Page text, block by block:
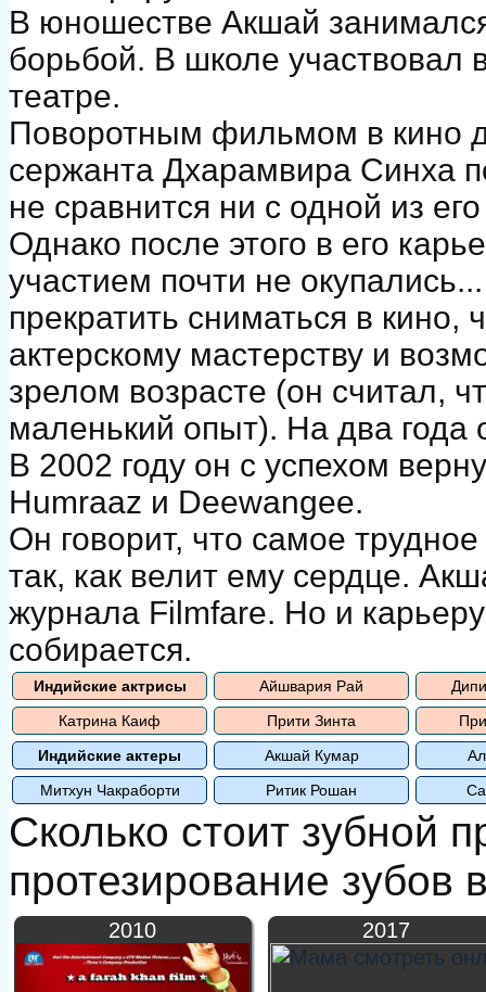
В юношестве Акшай
борьбой. В школе участвовал
театре.
Поворотным фильмом в кино
сержанта Дхарамвира Синха
не сравнится ни с одной из
Однако после этого в его
участием почти не
прекратить сниматься в кино,
актерскому мастерству и
зрелом возрасте (он считал,
маленький опыт). На два года
В 2002 году он с успехом
Humraaz и Deewangee.
Он говорит, что самое
так, как велит ему сердце.
журнала Filmfare. Но и
собирается.
Индийские актрисы Айшвария Рай
Катрина Каиф
Прити Зинта
Индийские актеры
Акшай Кумар
Митхун Чакраборти
Ритик Рошан
Сколько стоит зубной
протезирование зубов
2010 2017